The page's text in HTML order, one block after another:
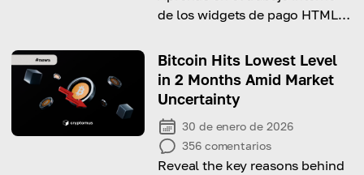
de los widgets de pago HTML,
botones de pago, y descubre
cómo facilitan las
transacciones en línea sin
Bitcoin Hits Lowest Level
in 2 Months Amid Market
Uncertainty
30 de enero de 2026
356 comentarios
Reveal the key reasons behind